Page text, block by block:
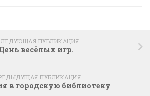
ПУБЛИКАЦИЯ
весёлых игр.
ПУБЛИКАЦИЯ
в городскую библиотеку